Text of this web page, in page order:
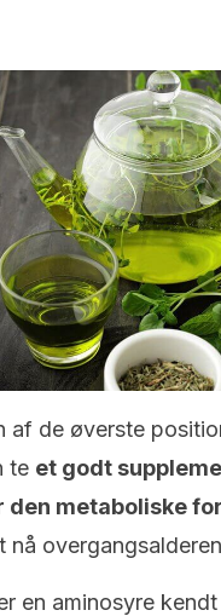
af de øverste
te et godt
den metaboliske
nå
en aminosyre